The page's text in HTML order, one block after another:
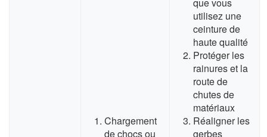
Chargement
de chocs ou
que vous
utilisez une
ceinture de
haute qualité
Protéger les
rainures et la
route de
chutes de
matériaux
Réaligner les
gerbes